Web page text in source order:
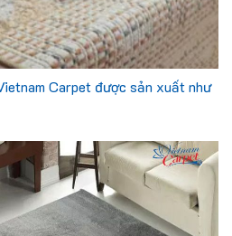
Carpet được sản xuất như